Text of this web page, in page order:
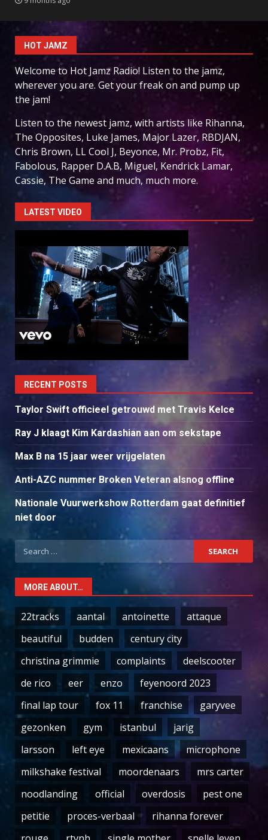
HOT JAMZ
Welcome to Hot Jamz Radio! Listen to the jamz,
wherever you are. Get your freak on and pump up
the jam!
Listen to the newest jamz, with artists like Rihanna,
The Opposites, Luke James, Major Lazer, RBDJAN,
Chris Brown, LL Cool J, Beyonce, Mr. Probz, Fit,
Fabolous, Rapper D.A.B, Miguel, Kendrick Lamar,
Cassie, The Game and much, much more.
LATEST VIDEO
RECENT POSTS
Taylor Swift officieel getrouwd met Travis Kelce
Ray J klaagt Kim Kardashian aan om sekstape
Max B na 15 jaar weer vrijgelaten
Anti-AZC nummer Broken Veteran alsnog offline
Nationale Vuurwerkshow Rotterdam gaat definitief
niet door
Search
for:
MORE ABOUT…
22tracks aantal antoinette
attaque
beautiful
budden
century city
christina grimmie
complaints
deelscooter
de rico
eer enzo
feyenoord 2023
final lap tour
fox 11 franchise
garyvee
gezonken
gym istanbul
jarig
larsson
left eye mexicaans
microphone
milkshake festival
moordenaars
mrs carter
noodlanding
official overdosis
pest one
petitie
proces-verbaal
rihanna forever